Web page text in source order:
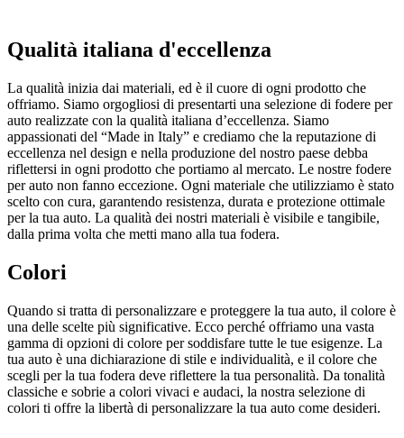
Qualità italiana d'eccellenza
La qualità inizia dai materiali, ed è il cuore di ogni prodotto che
offriamo. Siamo orgogliosi di presentarti una selezione di fodere per
auto realizzate con la qualità italiana d’eccellenza. Siamo
appassionati del “Made in Italy” e crediamo che la reputazione di
eccellenza nel design e nella produzione del nostro paese debba
riflettersi in ogni prodotto che portiamo al mercato. Le nostre fodere
per auto non fanno eccezione. Ogni materiale che utilizziamo è stato
scelto con cura, garantendo resistenza, durata e protezione ottimale
per la tua auto. La qualità dei nostri materiali è visibile e tangibile,
dalla prima volta che metti mano alla tua fodera.
Colori
Quando si tratta di personalizzare e proteggere la tua auto, il colore è
una delle scelte più significative. Ecco perché offriamo una vasta
gamma di opzioni di colore per soddisfare tutte le tue esigenze. La
tua auto è una dichiarazione di stile e individualità, e il colore che
scegli per la tua fodera deve riflettere la tua personalità. Da tonalità
classiche e sobrie a colori vivaci e audaci, la nostra selezione di
colori ti offre la libertà di personalizzare la tua auto come desideri.